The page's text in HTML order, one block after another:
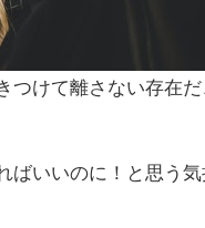
けて離さない存在
ばいいのに！と思う